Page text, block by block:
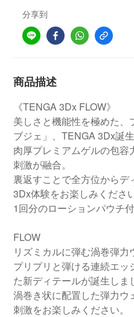
分享到
商品描述
《TENGA 3Dx FLOW》
美しさと機能性を極めた、
ブジェ」、TENGA 3Dx誕生
肉厚プレミアムゲルの包
刺激が融合。
裏返すことで全方位からデ
3Dx体験をお楽しみください
1回分のローションパウチ
FLOW
リズミカルに弾む渦巻弾力
プリプリと弾ける連続エ
た新ディテールが誕生しま
渦巻き状に配置した弾力ウ
刺激をお楽しみください。